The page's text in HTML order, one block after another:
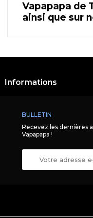
Vapapapa de
ainsi que sur
Informations
BULLETIN
Recevez les dernières
Vapapapa !